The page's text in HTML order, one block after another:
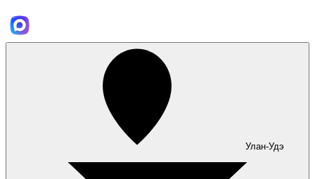
Улан-Удэ